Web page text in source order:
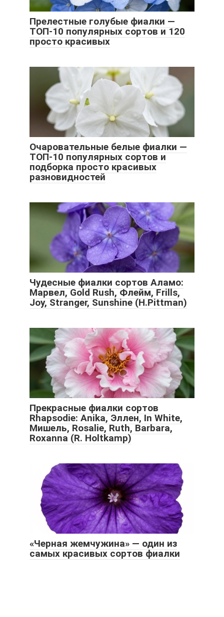
Прелестные голубые фиалки —
ТОП-10 популярных сортов и 120
просто красивых
Очаровательные белые фиалки —
ТОП-10 популярных сортов и
подборка просто красивых
разновидностей
Чудесные фиалки сортов Аламо:
Марвел, Gold Rush, Флейм, Frills,
Joy, Stranger, Sunshine (H.Pittman)
Прекрасные фиалки сортов
Rhapsodie: Anika, Эллен, In White,
Мишель, Rosalie, Ruth, Barbara,
Roxanna (R. Holtkamp)
«Черная жемчужина» — один из
самых красивых сортов фиалки